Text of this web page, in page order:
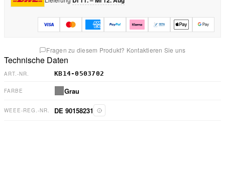
Fragen zu diesem Produkt? Kontaktieren Sie uns
Technische Daten
ART.-NR. KB14-0503702
FARBE Grau
WEEE-REG.-NR. DE 90158231